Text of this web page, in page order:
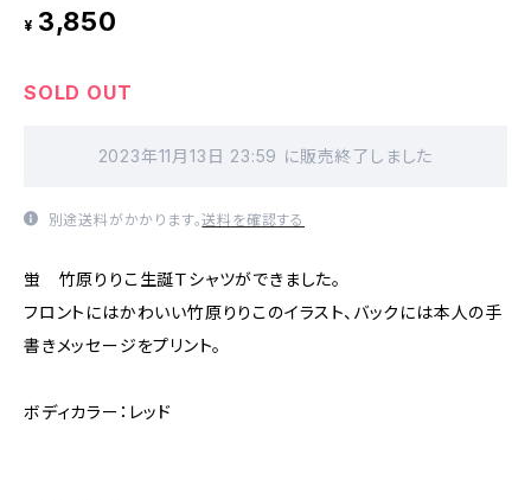
¥ 3,850
SOLD OUT
2023年11月13日 23:59 に販売終了しました
別途送料がかかります。送料を確認する
蛍 竹原りりこ生誕Ｔシャツができました。
フロントにはかわいい竹原りりこのイラスト、バックには本人の手
書きメッセージをプリント。
ボディカラー：レッド